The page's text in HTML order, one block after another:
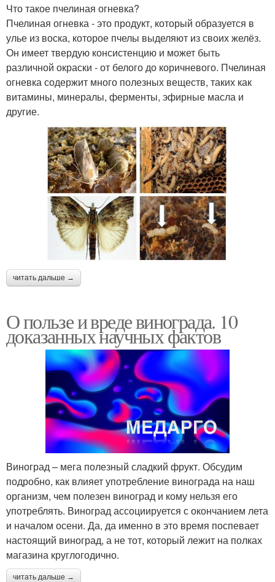
Что такое пчелиная огневка?
Пчелиная огневка - это продукт, который образуется в
улье из воска, которое пчелы выделяют из своих желёз.
Он имеет твердую консистенцию и может быть
различной окраски - от белого до коричневого. Пчелиная
огневка содержит много полезных веществ, таких как
витамины, минералы, ферменты, эфирные масла и
другие.
читать дальше →
О пользе и вреде винограда. 10
доказанных научных фактов
Виноград – мега полезный сладкий фрукт. Обсудим
подробно, как влияет употребление винограда на наш
организм, чем полезен виноград и кому нельзя его
употреблять. Виноград ассоциируется с окончанием лета
и началом осени. Да, да именно в это время поспевает
настоящий виноград, а не тот, который лежит на полках
магазина круглогодично.
читать дальше →